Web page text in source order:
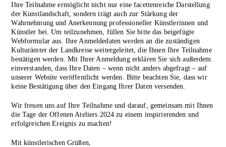
Ihre Teilnahme ermöglicht nicht nur eine facettenreiche Darstellung
der Kunstlandschaft, sondern trägt auch zur Stärkung der
Wahrnehmung und Anerkennung professioneller Künstlerinnen und
Künstler bei. Um teilzunehmen, füllen Sie bitte das beigefügte
Webformular aus. Ihre Anmeldedaten werden an die zuständigen
Kulturämter der Landkreise weitergeleitet, die Ihnen Ihre Teilnahme
bestätigen werden. Mit Ihrer Anmeldung erklären Sie sich außerdem
einverstanden, dass Ihre Daten – wenn nicht anders abgefragt – auf
unserer Website veröffentlicht werden. Bitte beachten Sie, dass wir
keine Bestätigung über den Eingang Ihrer Daten versenden.
Wir freuen uns auf Ihre Teilnahme und darauf, gemeinsam mit Ihnen
die Tage der Offenen Ateliers 2024 zu einem inspirierenden und
erfolgreichen Ereignis zu machen!
Mit künstlerischen Grüßen,